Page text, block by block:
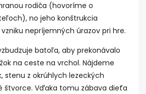
rodiča (hovoríme o
no jeho konštrukcia
nepríjemných úrazov pri hre.
batoľa, aby prekonávalo
na ceste na vrchol. Nájdeme
stenu z okrúhlych lezeckých
štvorce. Vďaka tomu zábava dieťa